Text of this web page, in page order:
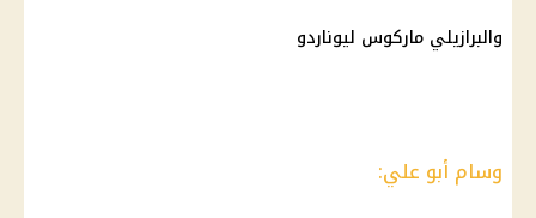
والبرازيلي ماركوس ليوناردو
وسام أبو علي: